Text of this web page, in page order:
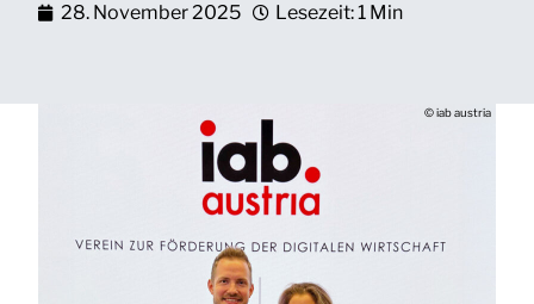
28. November 2025
Lesezeit: 1 Min
© iab austria